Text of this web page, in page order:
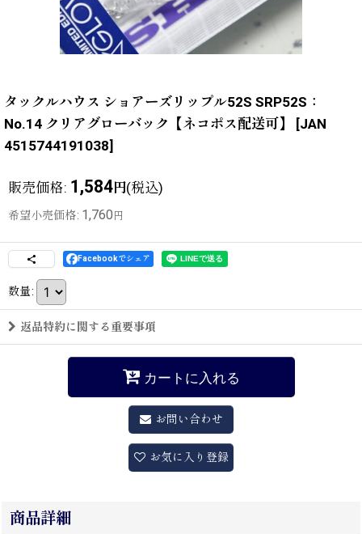
タックルハウス ショアーズリップル52S SRP52S：
No.14 クリアグローバック【ネコポス配送可】
[JAN
4515744191038]
販売価格: 1,584円(税込)
希望小売価格: 1,760 円
Facebookでシェア
数量:
返品特約に関する重要事項
カートに入れる
お問い合わせ
お気に入り登録
商品詳細